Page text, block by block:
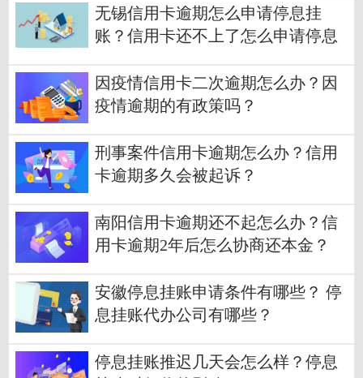
无锡信用卡逾期怎么申请停息挂
账？信用卡还不上了怎么申请停息
因疫情信用卡二次逾期怎么办？因
疫情逾期的有政策吗？
刑事案件信用卡逾期怎么办？信用
卡逾期多久会被起诉？
南阳信用卡逾期还不起怎么办？信
用卡逾期2年后怎么协商还本金？
安徽停息挂账申请条件有哪些？ 停
息挂账代办公司有哪些？
停息挂账推迟几天会怎么样？停息